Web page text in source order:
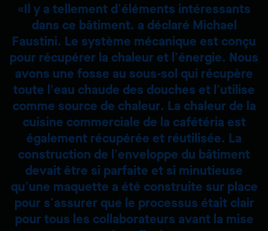
Il y a tellement d’éléments intéressants
dans ce bâtiment. a déclaré Michael
Faustini. Le système mécanique est conçu
pour récupérer la chaleur et l’énergie. Nous
avons une fosse au sous-sol qui récupère
toute l’eau chaude des douches et l’utilise
comme source de chaleur. La chaleur de la
cuisine commerciale de la cafétéria est
également récupérée et réutilisée. La
construction de l’enveloppe du bâtiment
devait être si parfaite et si minutieuse
qu’une maquette a été construite sur place
pour s’assurer que le processus était clair
pour tous les collaborateurs avant la mise